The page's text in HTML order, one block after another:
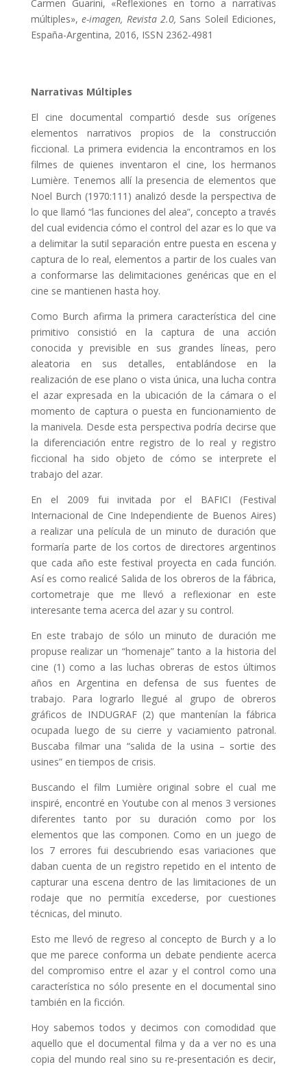
Carmen Guarini, «Reflexiones en torno a narrativas
múltiples», e-imagen, Revista 2.0, Sans Soleil Ediciones,
España-Argentina, 2016, ISSN 2362-4981
Narrativas Múltiples
El cine documental compartió desde sus orígenes
elementos narrativos propios de la construcción
ficcional. La primera evidencia la encontramos en los
filmes de quienes inventaron el cine, los hermanos
Lumière. Tenemos allí la presencia de elementos que
Noel Burch (1970:111) analizó desde la perspectiva de
lo que llamó “las funciones del alea”, concepto a través
del cual evidencia cómo el control del azar es lo que va
a delimitar la sutil separación entre puesta en escena y
captura de lo real, elementos a partir de los cuales van
a conformarse las delimitaciones genéricas que en el
cine se mantienen hasta hoy.
Como Burch afirma la primera característica del cine
primitivo consistió en la captura de una acción
conocida y previsible en sus grandes líneas, pero
aleatoria en sus detalles, entablándose en la
realización de ese plano o vista única, una lucha contra
el azar expresada en la ubicación de la cámara o el
momento de captura o puesta en funcionamiento de
la manivela. Desde esta perspectiva podría decirse que
la diferenciación entre registro de lo real y registro
ficcional ha sido objeto de cómo se interprete el
trabajo del azar.
En el 2009 fui invitada por el BAFICI (Festival
Internacional de Cine Independiente de Buenos Aires)
a realizar una película de un minuto de duración que
formaría parte de los cortos de directores argentinos
que cada año este festival proyecta en cada función.
Así es como realicé Salida de los obreros de la fábrica,
cortometraje que me llevó a reflexionar en este
interesante tema acerca del azar y su control.
En este trabajo de sólo un minuto de duración me
propuse realizar un “homenaje” tanto a la historia del
cine (1) como a las luchas obreras de estos últimos
años en Argentina en defensa de sus fuentes de
trabajo. Para lograrlo llegué al grupo de obreros
gráficos de INDUGRAF (2) que mantenían la fábrica
ocupada luego de su cierre y vaciamiento patronal.
Buscaba filmar una “salida de la usina – sortie des
usines” en tiempos de crisis.
Buscando el film Lumière original sobre el cual me
inspiré, encontré en Youtube con al menos 3 versiones
diferentes tanto por su duración como por los
elementos que las componen. Como en un juego de
los 7 errores fui descubriendo esas variaciones que
daban cuenta de un registro repetido en el intento de
capturar una escena dentro de las limitaciones de un
rodaje que no permitía excederse, por cuestiones
técnicas, del minuto.
Esto me llevó de regreso al concepto de Burch y a lo
que me parece conforma un debate pendiente acerca
del compromiso entre el azar y el control como una
característica no sólo presente en el documental sino
también en la ficción.
Hoy sabemos todos y decimos con comodidad que
aquello que el documental filma y da a ver no es una
copia del mundo real sino su re-presentación es decir,